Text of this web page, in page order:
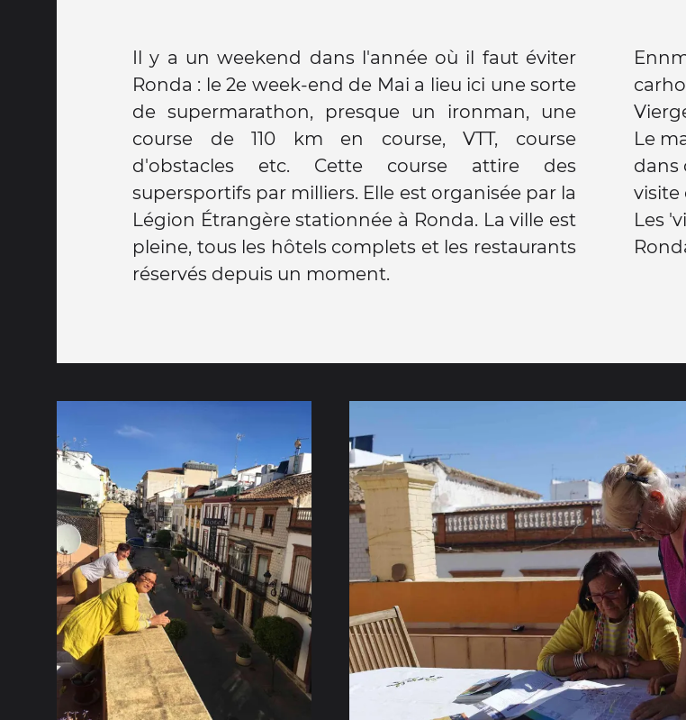
Il y a un weekend dans l'année où il faut éviter
Ronda : le 2e week-end de Mai a lieu ici une sorte
de supermarathon, presque un ironman, une
course de 110 km en course, VTT, course
d'obstacles etc. Cette course attire des
supersportifs par milliers. Elle est organisée par la
Légion Étrangère stationnée à Ronda. La ville est
pleine, tous les hôtels complets et les restaurants
réservés depuis un moment.
Le
dans
visite
Les